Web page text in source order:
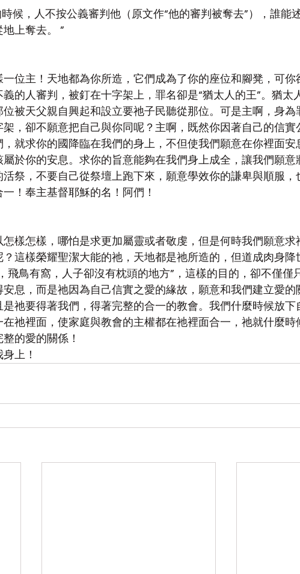
時候，人不按公義審判他（原文作“他的審判被奪去”），誰能
上奪去。 ”
位主！天地都為你所造，它們成為了你的座位和腳凳，可你
的人審判，被釘在十字架上，罪名卻是“猶太人的王”。猶太
被天父親自興起和設立要祂子民聽從那位。可是主啊，身為
，卻不願意把自己與你同呢？主啊，既然你因著自己的信實
就求你的國降臨在我們的身上，不但使我們願意在你裡面安
於你的安息。求你的旨意能夠在我們身上成全，讓我們願意
祭，不要自己從祭壇上跑下來，願意學效你的謙卑與順服，
！奉主基督耶穌的名！阿們！
樣怎樣，哪怕是求更加屬靈或者敬虔，但是何時我們願意求
這樣榮耀聖潔大能的祂，天地都是祂所造的，但道成肉身降
飛鳥有窩，人子卻沒有枕頭的地方”，這樣的目的，卻不僅僅
息，而是祂因為自己信實之愛的緣故，願意和我們建立愛的
祂要得著我們，得著完整的合一的教會。我們什麼時候放下
祂裡面，使家庭與教會的主權都在祂裡面合一，祂就什麼時
的愛的關係！
上！